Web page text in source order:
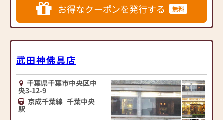
デザイン開発・お位牌自社
で、オリジナル性とコスト
メリットを両立。国産率は
約９割、伝統技術×現代デ
ザインの仏壇・位牌・仏具
を豊富に揃えています。
お得なクーポンを発行する 無料
武田神佛具店
千葉県千葉市中央区中
央3-12-9
京成千葉線 千葉中央
駅